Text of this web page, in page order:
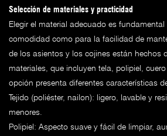
Selección de materiales y practicidad
Elegir el material adecuado es
comodidad como para la facilidad de
de los asientos y los cojines están hechos
materiales, que incluyen tela, polipiel,
opción presenta diferentes características
Tejido (poliéster, nailon): ligero, lavable y
menores.
Polipiel: Aspecto suave y fácil de limpiar,